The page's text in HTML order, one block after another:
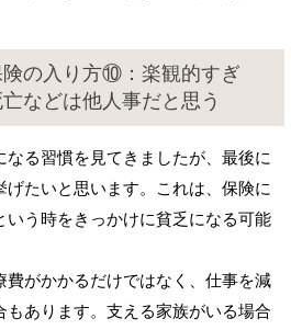
の入り方⑩：楽観的すぎ
などは他人事だと思う
なる習慣を見てきましたが、最後に
たいと思います。これは、保険に
いう時をきっかけに貧乏になる可能
費がかかるだけではなく、仕事を減
もあります。支える家族がいる場合